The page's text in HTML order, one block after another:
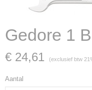
Gedore 1
€ 24,61 (exclusief btw
Aantal